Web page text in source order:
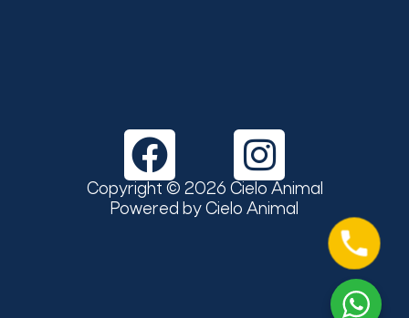
F
a
c
I
n
s
Copyright © 2026 Cielo Animal
Powered by Cielo Animal